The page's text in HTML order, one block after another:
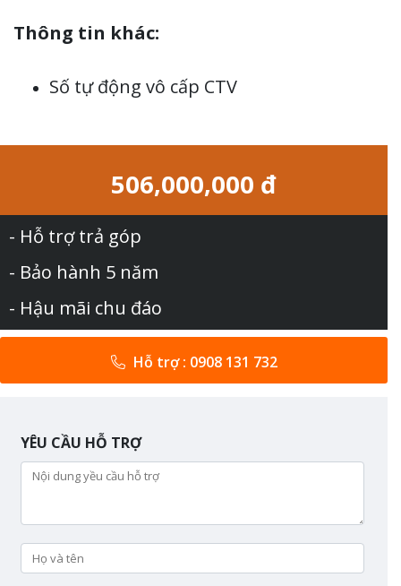
Thông tin khác:
Số tự động vô cấp CTV
506,000,000 đ
- Hỗ trợ trả góp
- Bảo hành 5 năm
- Hậu mãi chu đáo
Hỗ trợ : 0908 131 732
YÊU CẦU HỖ TRỢ